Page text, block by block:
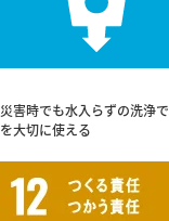
災害時でも水入らずの洗浄
を大切に使える